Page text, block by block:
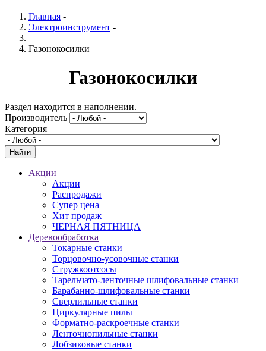
Главная -
Электроинструмент -
Газонокосилки
Газонокосилки
Раздел находится в наполнении.
Производитель
Категория
Акции
Акции
Распродажи
Супер цена
Хит продаж
ЧЕРНАЯ ПЯТНИЦА
Деревообработка
Токарные станки
Торцовочно-усовочные станки
Стружкоотсосы
Тарельчато-ленточные шлифовальные станки
Барабанно-шлифовальные станки
Сверлильные станки
Циркулярные пилы
Форматно-раскроечные станки
Ленточнопильные станки
Лобзиковые станки